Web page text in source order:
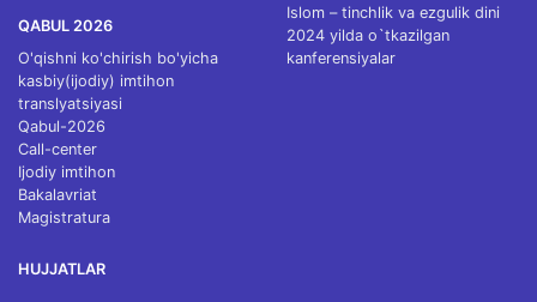
QABUL 2026
O'qishni ko'chirish bo'yicha
kasbiy(ijodiy) imtihon
translyatsiyasi
Qabul-2026
Call-center
Ijodiy imtihon
Bakalavriat
Magistratura
HUJJATLAR
Islom – tinchlik va ezgulik dini
2024 yilda o`tkazilgan
kanferensiyalar